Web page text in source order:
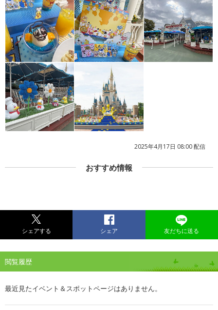
2025年4月17日 08:00 配信
おすすめ情報
シェアする シェア 友だちに送る
閲覧履歴
最近見たイベント＆スポットページはありません。